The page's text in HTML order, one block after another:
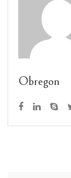
Obregon